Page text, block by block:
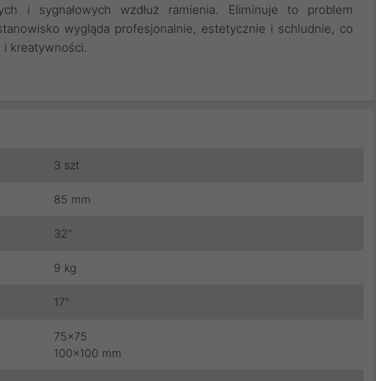
i sygnałowych wzdłuż ramienia. Eliminuje to problem
wygląda profesjonalnie, estetycznie i schludnie, co
i kreatywności.
3 szt
85 mm
32"
9 kg
17"
75x75
100x100 mm